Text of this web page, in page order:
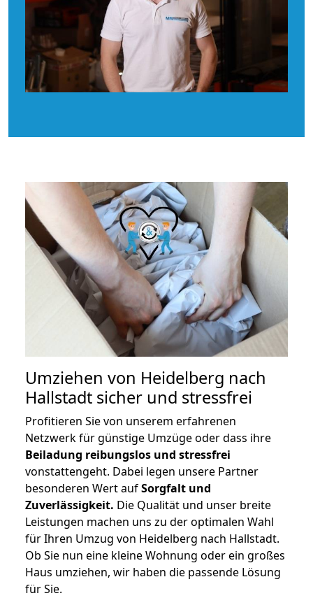
Umziehen von Heidelberg nach
Hallstadt sicher und stressfrei
Profitieren Sie von unserem erfahrenen
Netzwerk für günstige Umzüge oder dass ihre
Beiladung reibungslos und stressfrei
vonstattengeht. Dabei legen unsere Partner
besonderen Wert aufSorgfalt und
Zuverlässigkeit. Die Qualität und unser breite
Leistungen machen uns zu der optimalen Wahl
für Ihren Umzug von Heidelberg nach Hallstadt.
Ob Sie nun eine kleine Wohnung oder ein großes
Haus umziehen, wir haben die passende Lösung
für Sie.